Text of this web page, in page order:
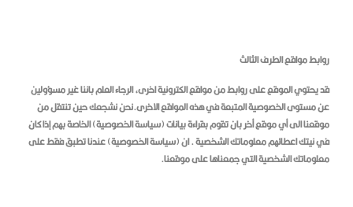
روابط مواقع الطرف الثالث
قد يحتوي الموقع على روابط من مواقع الكترونية اخرى، الرجاء العلم باننا غير مسؤولين
عن مستوى الخصوصية المتبعة في هذه المواقع الاخرى.نحن نشجعك حين تنتقل من
موقعنا الى أي موقع أخر بان تقوم بقراءة بيانات (سياسة الخصوصية) الخاصة بهم إذا كان
في نيتك اعطائهم معلوماتك الشخصية . ان (سياسة الخصوصية) عندنا تطبق فقط على
معلوماتك الشخصية التي جمعناها على موقعنا.